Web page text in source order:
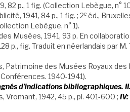
p., 1 fig. (Collection Lebègue, n°
1941, 84 p., 1 fig. ; 2eéd.,
Lebègue, n° 1).
Musées, 1941, 93 p. En
p., fig. Traduit en néerlandais par
Patrimoine des Musées Royaux des
1940-1941).
d’indications bibliographiques.
Vromant, 1942, 45 p., pl. 401-600 ;